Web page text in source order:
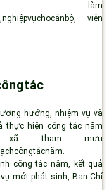
viên
tác
hướng, nhiệm vụ và
thực hiện công tác năm
tham mưu
công tác năm, kết quả
mới phát sinh, Ban Chỉ